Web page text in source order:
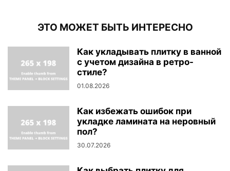
ЭТО МОЖЕТ БЫТЬ ИНТЕРЕСНО
Как укладывать плитку в ванной
с учетом дизайна в ретро-
стиле?
01.08.2026
Как избежать ошибок при
укладке ламината на неровный
пол?
30.07.2026